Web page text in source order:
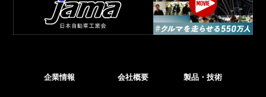
企業情報 会社概要 製品・技術